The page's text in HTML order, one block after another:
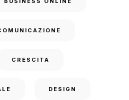
CRESCITA
DESIGN